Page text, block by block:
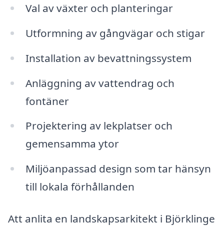
Val av växter och planteringar
Utformning av gångvägar och stigar
Installation av bevattningssystem
Anläggning av vattendrag och
fontäner
Projektering av lekplatser och
gemensamma ytor
Miljöanpassad design som tar hänsyn
till lokala förhållanden
Att anlita en landskapsarkitekt i Björklinge